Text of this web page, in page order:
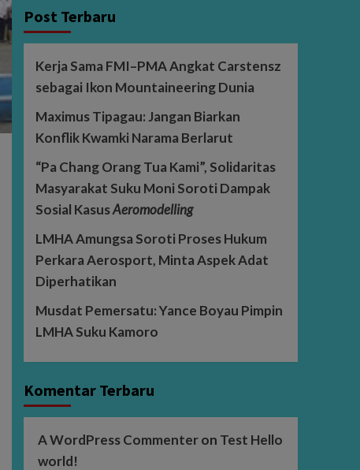
Post Terbaru
Kerja Sama FMI–PMA Angkat Carstensz
sebagai Ikon Mountaineering Dunia
Maximus Tipagau: Jangan Biarkan
Konflik Kwamki Narama Berlarut
“Pa Chang Orang Tua Kami”, Solidaritas
Masyarakat Suku Moni Soroti Dampak
Sosial KasusAeromodelling
LMHA Amungsa Soroti Proses Hukum
Perkara Aerosport, Minta Aspek Adat
Diperhatikan
Musdat Pemersatu: Yance Boyau Pimpin
LMHA Suku Kamoro
Komentar Terbaru
A WordPress Commenteron Test Hello
world!